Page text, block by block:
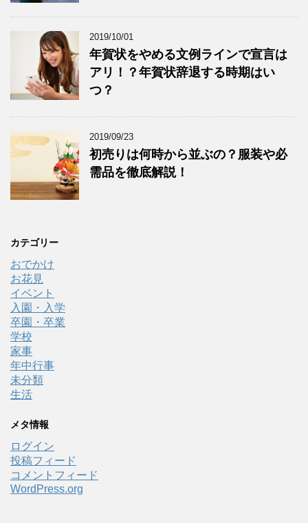
2019/10/01
年賀状をやめる文例ラインで宣言は
アリ！？年賀状辞退する時期はい
つ？
2019/09/23
初売りは何時から並ぶの？服装や必
需品を徹底解説！
カテゴリー
おでかけ
お花見
イベント
入園・入学
卒園・卒業
学校
家事
年中行事
未分類
生活
メタ情報
ログイン
投稿フィード
コメントフィード
WordPress.org